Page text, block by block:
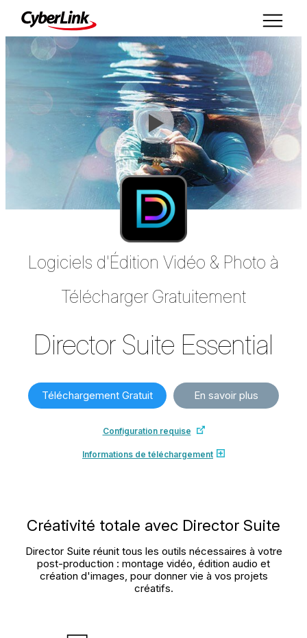
Logiciels d'Édition Vidéo & Photo à
Télécharger Gratuitement
Director Suite Essential
Téléchargement Gratuit En savoir plus
Configuration requise
Informations de téléchargement
Créativité totale avec Director Suite
Director Suite réunit tous les outils nécessaires à votre
post-production : montage vidéo, édition audio et
création d'images, pour donner vie à vos projets
créatifs.